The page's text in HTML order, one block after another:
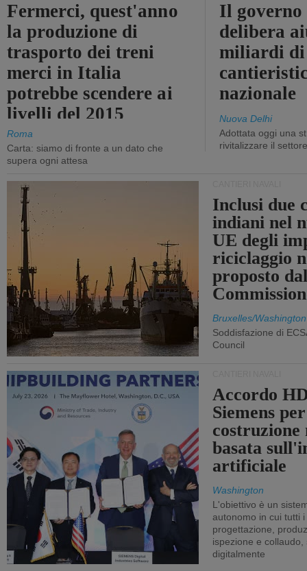
Fermerci, quest'anno
la produzione di
trasporto dei treni
merci in Italia
potrebbe scendere ai
livelli del 2015
Roma
Carta: siamo di fronte a un dato che
supera ogni attesa
Il
delibera
miliardi
nazionale
Nuova Delhi
Adottata oggi una
rivitalizzare il settore
Inclusi due
indiani nel
UE degli
riciclaggio
proposto
Bruxelles/Washington
Soddisfazione di
Council
Accordo
Siemens
costruzione
basata
artificiale
Washington
L'obiettivo è un
autonomo in cui tutti
progettazione,
ispezione e collaudo,
digitalmente